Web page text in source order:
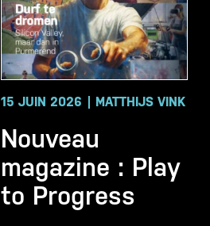
15 JUIN 2026 MATTHIJS VINK
Nouveau
magazine : Play
to Progress